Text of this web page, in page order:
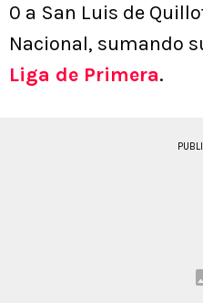
0 a San Luis de
Nacional, sumando
Liga de Primera.